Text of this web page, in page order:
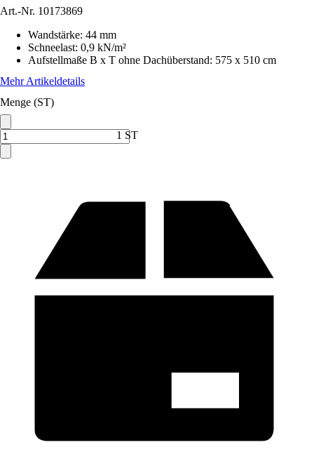
Art.-Nr. 10173869
Wandstärke: 44 mm
Schneelast: 0,9 kN/m²
Aufstellmaße B x T ohne Dachüberstand: 575 x 510 cm
Mehr Artikeldetails
Menge (ST)
1 ST